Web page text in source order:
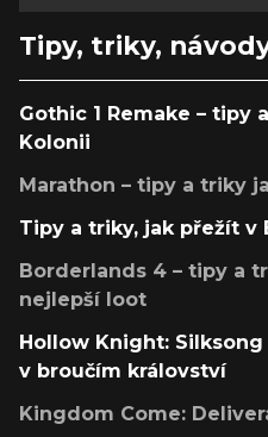
Tipy, triky,
Gothic 1 Remake – tipy
Kolonii
Marathon – tipy a triky
Tipy a triky, jak přežít v
Borderlands 4 – tipy a
nejlepší loot
Hollow Knight:
v broučím království
Kingdom Come: